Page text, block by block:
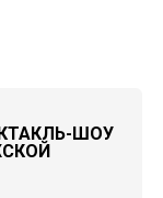
ШОУ